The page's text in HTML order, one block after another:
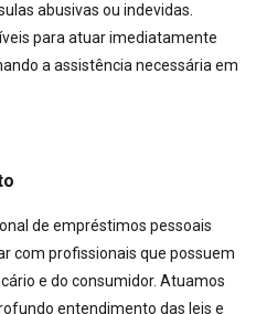
abusivas ou indevidas.
para atuar imediatamente
a assistência necessária em
de empréstimos pessoais
com profissionais que possuem
e do consumidor. Atuamos
entendimento das leis e